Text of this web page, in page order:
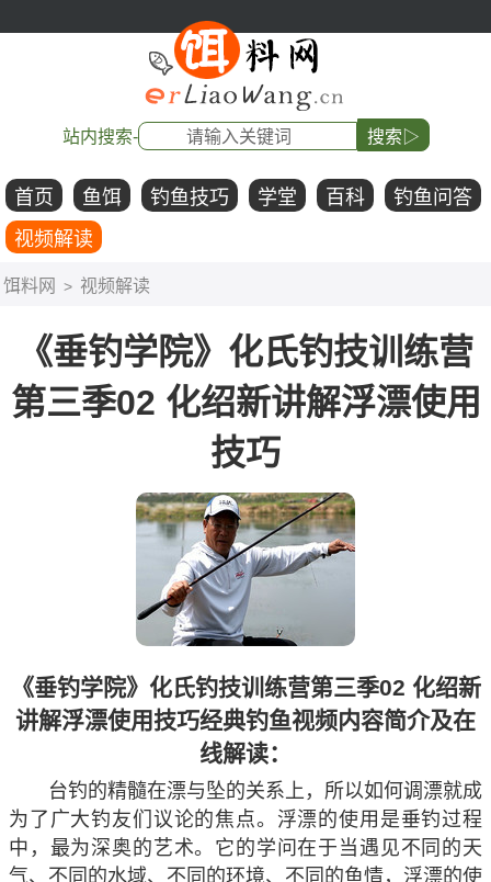
站内搜索- 搜索▷
首页 鱼饵 钓鱼技巧 学堂 百科
钓鱼问答
视频解读
饵料网 > 视频解读
《垂钓学院》化氏钓技训练营
第三季02 化绍新讲解浮漂使用
技巧
《垂钓学院》化氏钓技训练营第三季02 化绍新
讲解浮漂使用技巧经典钓鱼视频内容简介及在
线解读：
台钓的精髓在漂与坠的关系上，所以如何调漂就成
为了广大钓友们议论的焦点。浮漂的使用是垂钓过程
中，最为深奥的艺术。它的学问在于当遇见不同的天
气、不同的水域、不同的环境、不同的鱼情，浮漂的使